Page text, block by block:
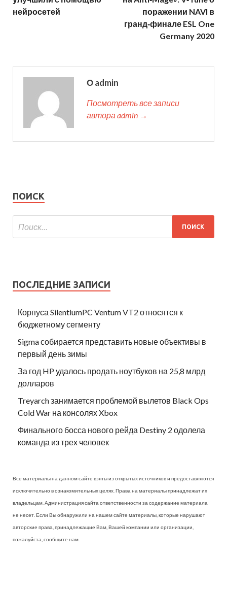
нейросетей
поражении NAVI в
гранд‑финале ESL One
Germany 2020
О admin
Посмотреть все записи
автора admin →
ПОИСК
ПОСЛЕДНИЕ ЗАПИСИ
Корпуса SilentiumPC Ventum VT2 относятся к
бюджетному сегменту
Sigma собирается представить новые объективы в
первый день зимы
За год HP удалось продать ноутбуков на 25,8 млрд
долларов
Treyarch занимается проблемой вылетов Black Ops
Cold War на консолях Xbox
Финального босса нового рейда Destiny 2 одолела
команда из трех человек
Все материалы на данном сайте взяты из открытых источников и предоставляются
исключительно в ознакомительных целях. Права на материалы принадлежат их
владельцам. Администрация сайта ответственности за содержание материала
не несет. Если Вы обнаружили на нашем сайте материалы, которые нарушают
авторские права, принадлежащие Вам, Вашей компании или организации,
пожалуйста, сообщите нам.